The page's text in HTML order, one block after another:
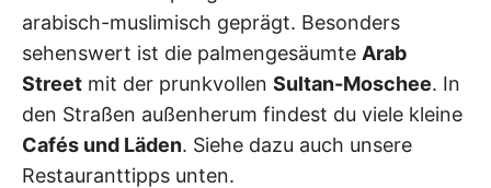
arabisch-muslimisch geprägt. Besonders
sehenswert ist die palmengesäumte Arab
Street mit der prunkvollen Sultan-Moschee. In
den Straßen außenherum findest du viele kleine
Cafés und Läden. Siehe dazu auch unsere
Restauranttipps unten.